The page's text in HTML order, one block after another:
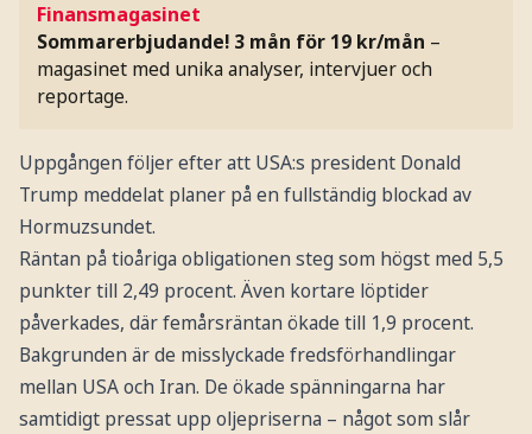
Finansmagasinet
Sommarerbjudande! 3 mån för 19 kr/mån –
magasinet med unika analyser, intervjuer och
reportage.
Uppgången följer efter att USA:s president Donald
Trump meddelat planer på en fullständig blockad av
Hormuzsundet.
Räntan på tioåriga obligationen steg som högst med 5,5
punkter till 2,49 procent. Även kortare löptider
påverkades, där femårsräntan ökade till 1,9 procent.
Bakgrunden är de misslyckade fredsförhandlingar
mellan USA och Iran. De ökade spänningarna har
samtidigt pressat upp oljepriserna – något som slår